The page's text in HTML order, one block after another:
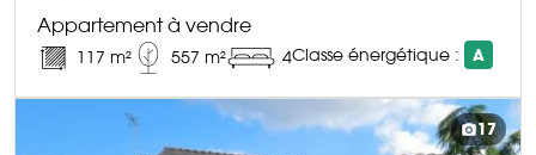
Appartement à vendre
117 m² 557 m² 4Classe énergétique : A
DÉCOUVRIR CE BIEN
17